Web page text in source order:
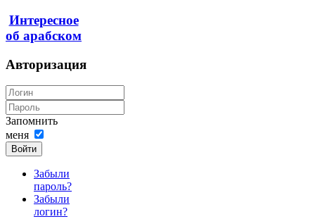
Интересное
об арабском
Авторизация
Запомнить
меня
Войти
Забыли
пароль?
Забыли
логин?